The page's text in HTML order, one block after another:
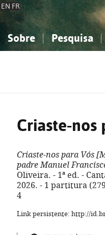
EN FR
Sobre Pesquisa
Criaste-nos
Criaste-nos para Vós
padre Manuel
Oliveira. - 1ª ed. -
2026. - 1 partitura
4
Link persistente: http://